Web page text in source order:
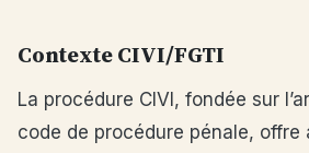
Contexte CIVI/FGTI
La procédure CIVI, fondée sur
code de procédure pénale, offre